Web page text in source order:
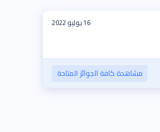
16 يوليو 2022
مشاهدة كافة الجوائز المتاحة